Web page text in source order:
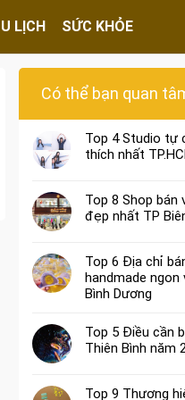
LỊCH SỨC KHỎE
Có thể bạn quan
Top 4 Studio tự
thích nhất
Top 8 Shop
đẹp nhất TP
Top 6 Địa chỉ
handmade
Bình Dương
Top 5 Điều cần
Thiên Bình năm
Top 9 Thương